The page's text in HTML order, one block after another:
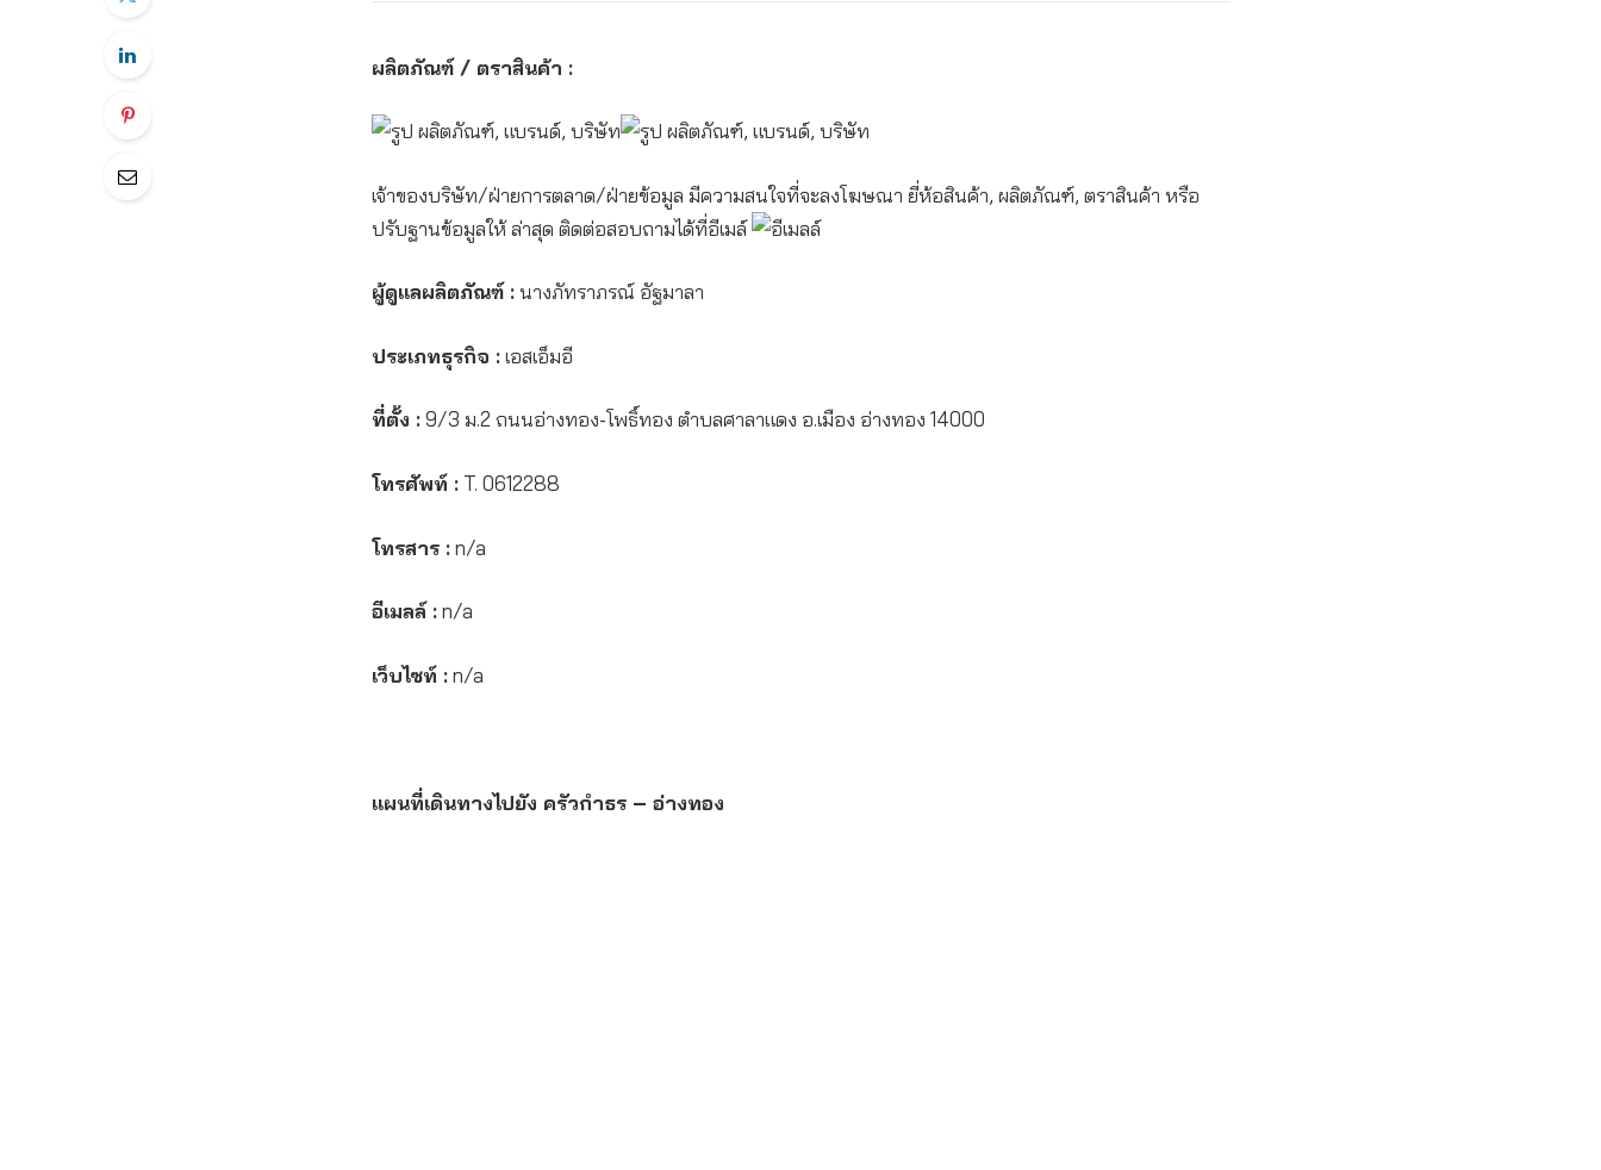
ผลิตภัณฑ์ / ตราสินค้า :
เจ้าของบริษัท/ฝ่ายการตลาด/ฝ่ายข้อมูล มีความสนใจที่จะลงโฆษณา ยี่ห้อสินค้า, ผลิตภัณฑ์, ตราสินค้า หรือ
ปรับฐานข้อมูลให้ ล่าสุด ติดต่อสอบถามได้ที่อีเมล์
ผู้ดูแลผลิตภัณฑ์ :นางภัทราภรณ์ อัฐมาลา
ประเภทธุรกิจ :เอสเอ็มอี
ที่ตั้ง :9/3 ม.2 ถนนอ่างทอง-โพธิ์ทอง ตำบลศาลาแดง อ.เมือง อ่างทอง 14000
โทรศัพท์ : T. 0612288
โทรสาร :n/a
อีเมลล์ :n/a
เว็บไซท์ :n/a
แผนที่เดินทางไปยัง ครัวกำธร – อ่างทอง